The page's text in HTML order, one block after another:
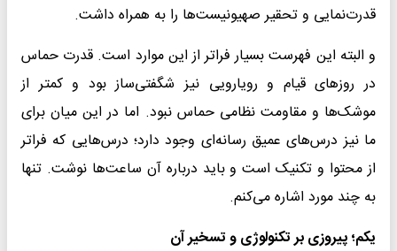
قدرت‌نمایی و تحقیر صهیونیست‌ها را به همراه داشت.
و البته این فهرست بسیار فراتر از این موارد است. قدرت حماس
در روزهای قیام و رویارویی نیز شگفتی‌ساز بود و کمتر از
موشک‌ها و مقاومت نظامی حماس نبود. اما در این میان برای
ما نیز درس‌های عمیق رسانه‌ای وجود دارد؛ درس‌هایی که فراتر
از محتوا و تکنیک است و باید درباره آن ساعت‌ها نوشت. تنها
به چند مورد اشاره می‌کنم.
یکم؛ پیروزی بر تکنولوژی و تسخیر آن